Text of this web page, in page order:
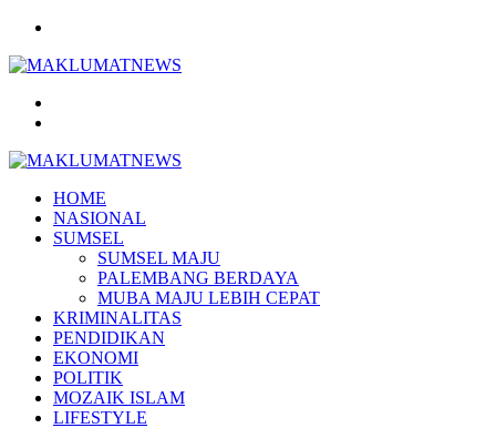
HOME
NASIONAL
SUMSEL
SUMSEL MAJU
PALEMBANG BERDAYA
MUBA MAJU LEBIH CEPAT
KRIMINALITAS
PENDIDIKAN
EKONOMI
POLITIK
MOZAIK ISLAM
LIFESTYLE